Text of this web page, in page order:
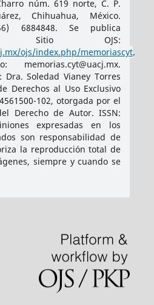
núm. 619 norte, C. P.
Chihuahua, México.
6884848. Se publica
Sitio OJS:
ojs/index.php/memoriascyt.
memorias.cyt@uacj.mx.
Dra. Soledad Vianey Torres
Derechos al Uso Exclusivo
102, otorgada por el
Derecho de Autor. ISSN:
expresadas en los
son responsabilidad de
la reproducción total de
siempre y cuando se